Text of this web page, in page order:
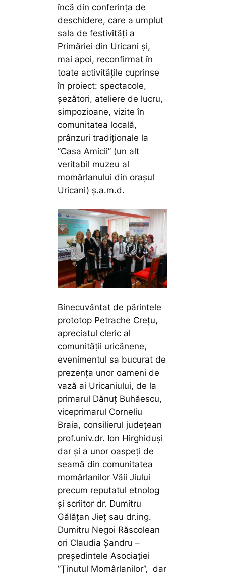
încă din conferința de
deschidere, care a umplut
sala de festivități a
Primăriei din Uricani și,
mai apoi, reconfirmat în
toate activitățile cuprinse
în proiect: spectacole,
șezători, ateliere de lucru,
simpozioane, vizite în
comunitatea locală,
prânzuri tradiționale la
”Casa Amicii” (un alt
veritabil muzeu al
momârlanului din orașul
Uricani) ș.a.m.d.
Binecuvântat de părintele
prototop Petrache Crețu,
apreciatul cleric al
comunității uricănene,
evenimentul sa bucurat de
prezența unor oameni de
vază ai Uricaniului, de la
primarul Dănuț Buhăescu,
viceprimarul Corneliu
Braia, consilierul județean
prof.univ.dr. Ion Hirghiduși
dar și a unor oaspeți de
seamă din comunitatea
momârlanilor Văii Jiului
precum reputatul etnolog
și scriitor dr. Dumitru
Gălățan Jieț sau dr.ing.
Dumitru Negoi Răscolean
ori Claudia Șandru –
președintele Asociației
”Ținutul Momârlanilor”, dar